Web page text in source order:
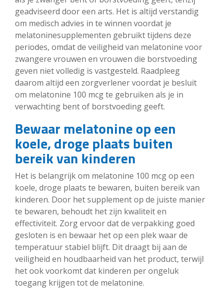
geadviseerd door een arts. Het is altijd verstandig
om medisch advies in te winnen voordat je
melatoninesupplementen gebruikt tijdens deze
periodes, omdat de veiligheid van melatonine voor
zwangere vrouwen en vrouwen die borstvoeding
geven niet volledig is vastgesteld. Raadpleeg
daarom altijd een zorgverlener voordat je besluit
om melatonine 100 mcg te gebruiken als je in
verwachting bent of borstvoeding geeft.
Bewaar melatonine op een
koele, droge plaats buiten
bereik van kinderen
Het is belangrijk om melatonine 100 mcg op een
koele, droge plaats te bewaren, buiten bereik van
kinderen. Door het supplement op de juiste manier
te bewaren, behoudt het zijn kwaliteit en
effectiviteit. Zorg ervoor dat de verpakking goed
gesloten is en bewaar het op een plek waar de
temperatuur stabiel blijft. Dit draagt bij aan de
veiligheid en houdbaarheid van het product, terwijl
het ook voorkomt dat kinderen per ongeluk
toegang krijgen tot de melatonine.